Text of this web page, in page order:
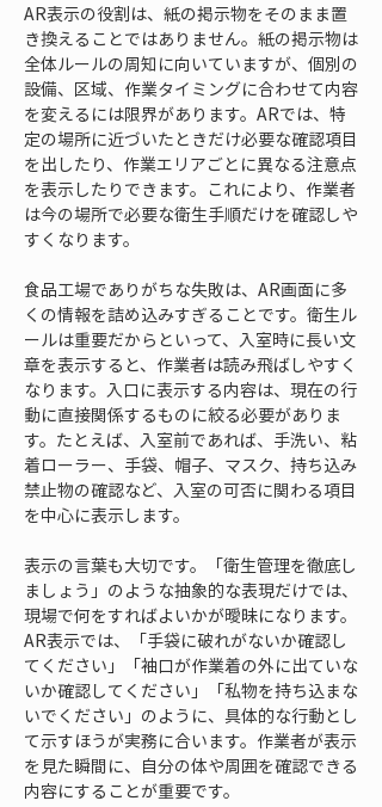
AR表示の役割は、紙の掲示物をそのまま置
き換えることではありません。紙の掲示物は
全体ルールの周知に向いていますが、個別の
設備、区域、作業タイミングに合わせて内容
を変えるには限界があります。ARでは、特
定の場所に近づいたときだけ必要な確認項目
を出したり、作業エリアごとに異なる注意点
を表示したりできます。これにより、作業者
は今の場所で必要な衛生手順だけを確認しや
すくなります。
食品工場でありがちな失敗は、AR画面に多
くの情報を詰め込みすぎることです。衛生ル
ールは重要だからといって、入室時に長い文
章を表示すると、作業者は読み飛ばしやすく
なります。入口に表示する内容は、現在の行
動に直接関係するものに絞る必要がありま
す。たとえば、入室前であれば、手洗い、粘
着ローラー、手袋、帽子、マスク、持ち込み
禁止物の確認など、入室の可否に関わる項目
を中心に表示します。
表示の言葉も大切です。「衛生管理を徹底し
ましょう」のような抽象的な表現だけでは、
現場で何をすればよいかが曖昧になります。
AR表示では、「手袋に破れがないか確認し
てください」「袖口が作業着の外に出ていな
いか確認してください」「私物を持ち込まな
いでください」のように、具体的な行動とし
て示すほうが実務に合います。作業者が表示
を見た瞬間に、自分の体や周囲を確認できる
内容にすることが重要です。